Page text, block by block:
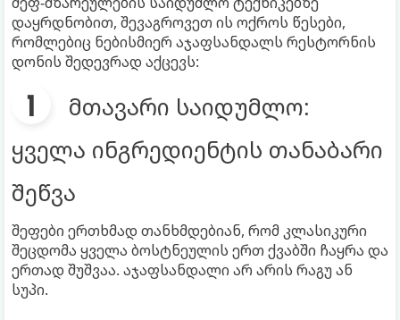
დაყრდნობით, შევაგროვეთ ის ოქროს წესები,
რომლებიც ნებისმიერ აჯაფსანდალს რესტორნის
დონის შედევრად აქცევს:
მთავარი საიდუმლო:
ყველა ინგრედიენტის თანაბარი
შეწვა
შეფები ერთხმად თანხმდებიან, რომ კლასიკური
შეცდომა ყველა ბოსტნეულის ერთ ქვაბში ჩაყრა და
ერთად შუშვაა. აჯაფსანდალი არ არის რაგუ ან
სუპი.